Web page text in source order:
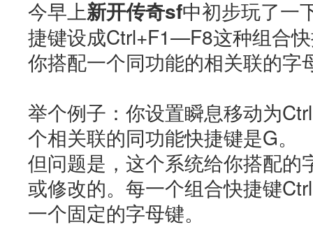
今早上新开传奇sf中初步玩了一
捷键设成Ctrl+F1—F8这种组合
你搭配一个同功能的相关联的字
举个例子：你设置瞬息移动为
个相关联的同功能快捷键是G。
但问题是，这个系统给你搭配的
或修改的。每一个组合快捷键
一个固定的字母键。